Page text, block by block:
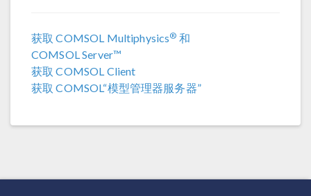
COMSOL 6.2 更新 3(6.2.0.415)
COMSOL 6.2 更新 2
COMSOL 6.2 更新 1
COMSOL 6.2(6.2.0.278)
获取 COMSOL Multiphysics® 和
COMSOL Server™
获取 COMSOL Client
获取 COMSOL“模型管理器服务器”